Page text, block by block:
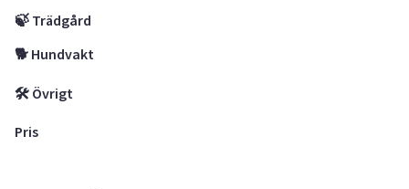
🍃 Trädgård
🐕 Hundvakt
🛠 Övrigt
Pris